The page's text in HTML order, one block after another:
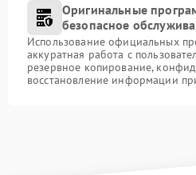
Оригинальные
безопасное
Использование официальных
аккуратная работа с
резервное копирование,
восстановление информации